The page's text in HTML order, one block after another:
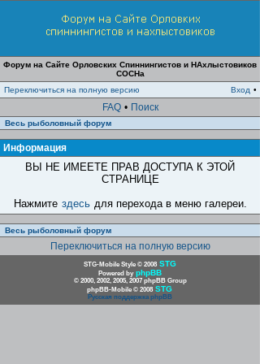
Форум на Сайте Орловских Спиннингистов и НАхлыстовиков
СОСНа
Переключиться на полную версию
Вход •
FAQ • Поиск
Весь рыболовный форум
Информация
ВЫ НЕ ИМЕЕТЕ ПРАВ ДОСТУПА К ЭТОЙ
СТРАНИЦЕ
Нажмите здесь для перехода в меню галереи.
Весь рыболовный форум
Переключиться на полную версию
STG-Mobile Style © 2008 STG
Powered by phpBB
© 2000, 2002, 2005, 2007 phpBB Group
phpBB-Mobile © 2008 STG
Русская поддержка phpBB